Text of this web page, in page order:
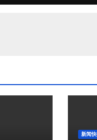
新闻